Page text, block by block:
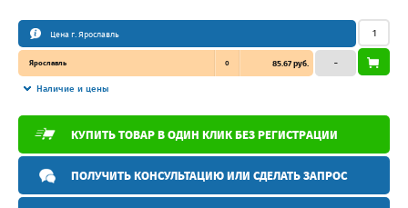
Цена г. Ярославль
Ярославль 0 85.67 руб.
Наличие и цены
–
КУПИТЬ ТОВАР В ОДИН КЛИК БЕЗ РЕГИСТРАЦИИ
ПОЛУЧИТЬ КОНСУЛЬТАЦИЮ ИЛИ СДЕЛАТЬ ЗАПРОС